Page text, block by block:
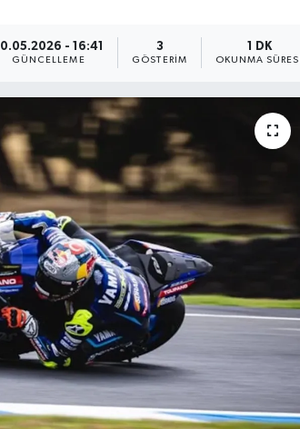
- 16:41
GÜNCELLEME
3
GÖSTERIM
1 DK
OKUNMA SÜRESI